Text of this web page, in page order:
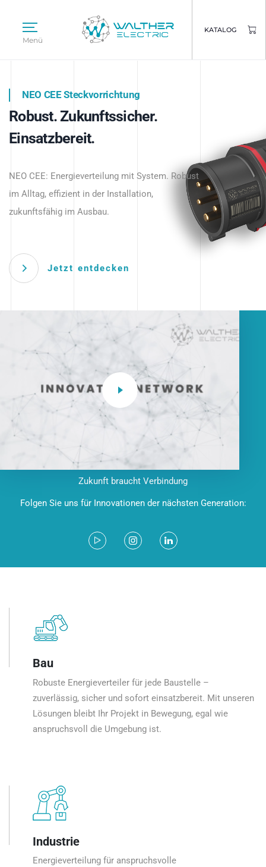
Menü
KATALOG
Intelligente Stromverteilung
beginnt hier.
NEO CEE Steckvorrichtung
Robust. Zukunftssicher.
Einsatzbereit.
NEO CEE: Energieverteilung mit System. Robust
im Alltag, effizient in der Installation,
zukunftsfähig im Ausbau.
Jetzt entdecken
Intelligenz trifft Energie.
Anwendungen – robust, IP-geschützt und
zukunftsfähig.
Zukunft braucht Verbindung
Folgen Sie uns für Innovationen der nächsten Generation:
Bau
Robuste Energieverteiler für jede Baustelle –
zuverlässig, sicher und sofort einsatzbereit. Mit unseren
Lösungen bleibt Ihr Projekt in Bewegung, egal wie
anspruchsvoll die Umgebung ist.
Industrie
Energieverteilung für anspruchsvolle